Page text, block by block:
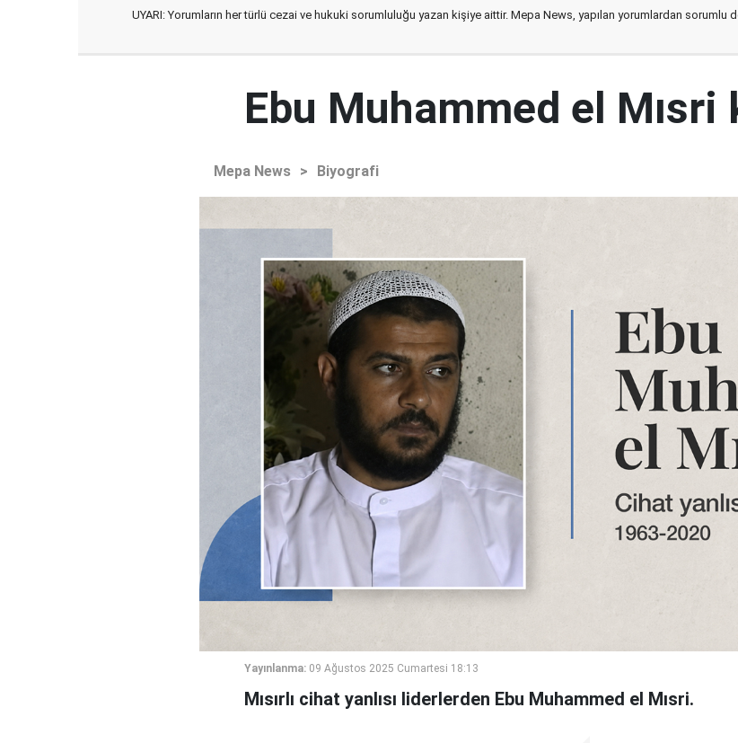
UYARI: Yorumların her türlü cezai ve hukuki sorumluluğu yazan kişiye aittir. Mepa News, yapılan yorumlardan sorumlu
Ebu Muhammed el Mısri
Mepa News > Biyografi
Yayınlanma: 09 Ağustos 2025 Cumartesi 18:13
Mısırlı cihat yanlısı liderlerden Ebu Muhammed el Mısri.